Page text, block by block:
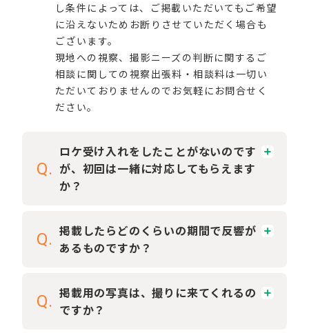
し条件によっては、ご掲載いただいてもご希望
に沿えないためお断りさせていただく場合も
ございます。
現地への視察、撮影ニーズの判断に関するご
相談に関しての視察出張料・相談料は一切い
ただいておりませんのでお気軽にお問合せく
ださい。
Q.
ロケ受け入れをしたことがないのです
が、初回は一緒に対応してもらえます
か？
Q. 掲載したらどのくらいの期間で反響が
あるものですか？
Q. 掲載用の写真は、撮りに来てくれるの
ですか？